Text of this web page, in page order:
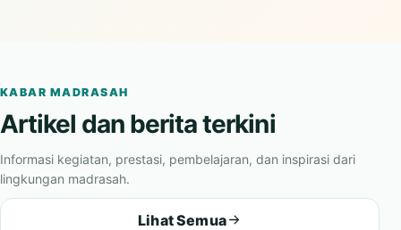
KABAR MADRASAH
Artikel dan berita terkini
Informasi kegiatan, prestasi, pembelajaran, dan inspirasi dari
lingkungan madrasah.
Lihat Semua